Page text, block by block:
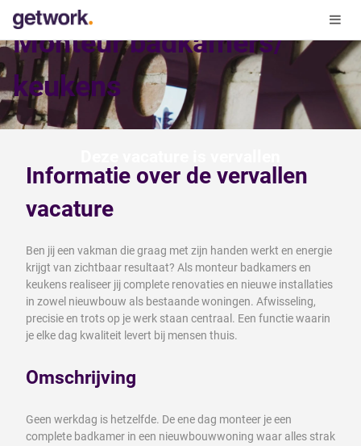
Monteur badkamers/
keukens
Informatie over de vervallen
vacature
Ben jij een vakman die graag met zijn handen werkt en energie
krijgt van zichtbaar resultaat? Als monteur badkamers en
keukens realiseer jij complete renovaties en nieuwe installaties
in zowel nieuwbouw als bestaande woningen. Afwisseling,
precisie en trots op je werk staan centraal. Een functie waarin
je elke dag kwaliteit levert bij mensen thuis.
Omschrijving
Geen werkdag is hetzelfde. De ene dag monteer je een
complete badkamer in een nieuwbouwwoning waar alles strak